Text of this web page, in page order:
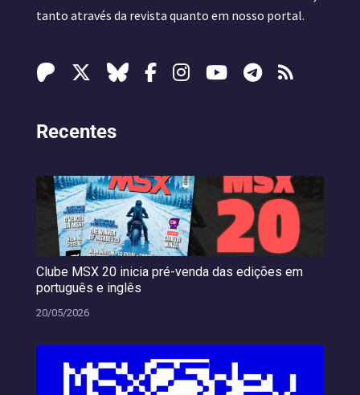
tanto através da revista quanto em nosso portal.
Recentes
Clube MSX 20 inicia pré-venda das edições em
português e inglês
20/05/2026